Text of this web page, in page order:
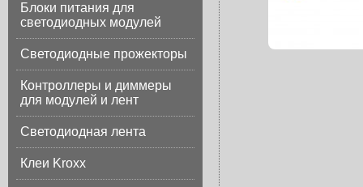
Блоки питания для
светодиодных модулей
Светодиодные прожекторы
Контроллеры и диммеры
для модулей и лент
Светодиодная лента
Клеи Kroxx